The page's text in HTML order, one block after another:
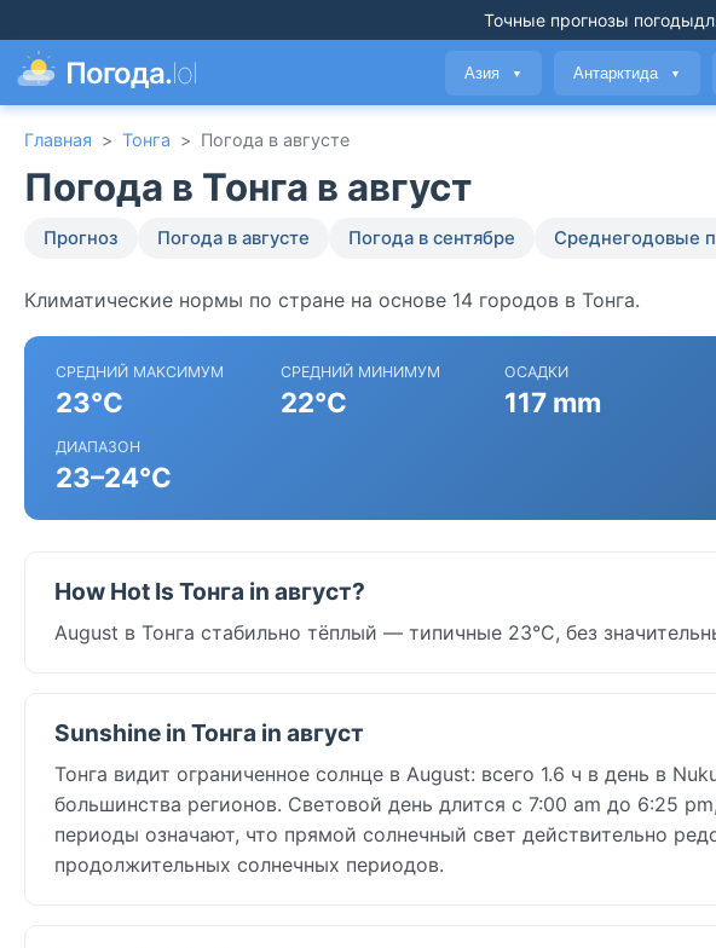
Точные прогнозы погоды
Погода.lol Азия ▼ Антарктида ▼
Главная > Тонга > Погода в августе
Погода в Тонга в август
Прогноз Погода в августе Погода в сентябре Среднегодовые
Климатические нормы по стране на основе 14 городов в Тонга.
СРЕДНИЙ МАКСИМУМ
23°C
СРЕДНИЙ МИНИМУМ
22°C
ОСАДКИ
117 mm
ДИАПАЗОН
23–24°C
How Hot Is Тонга in август?
August в Тонга стабильно тёплый — типичные 23°C, без
Sunshine in Тонга in август
Тонга видит ограниченное солнце в August: всего 1.6 ч в день в
большинства регионов. Световой день длится с 7:00 am до 6:25
периоды означают, что прямой солнечный свет действительно
продолжительных солнечных периодов.